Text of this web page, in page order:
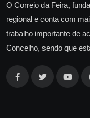
O Correio da Feira,
regional e conta com
trabalho importante de
Concelho, sendo que